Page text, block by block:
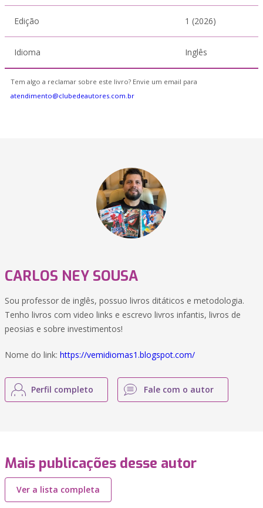
Edição 1 (2026)
Idioma Inglês
Tem algo a reclamar sobre este livro? Envie um email para
atendimento@clubedeautores.com.br
CARLOS NEY SOUSA
Sou professor de inglês, possuo livros ditáticos e metodologia.
Tenho livros com video links e escrevo livros infantis, livros de
peosias e sobre investimentos!
Nome do link: https://vemidiomas1.blogspot.com/
Perfil completo Fale com o autor
Mais publicações desse autor
Ver a lista completa